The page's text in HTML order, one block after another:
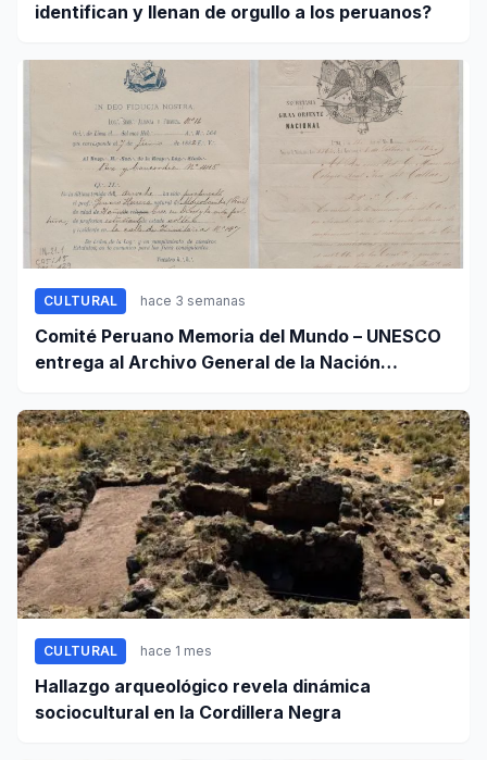
identifican y llenan de orgullo a los peruanos?
CULTURAL hace 3 semanas
Comité Peruano Memoria del Mundo – UNESCO
entrega al Archivo General de la Nación
documentales
CULTURAL hace 1 mes
Hallazgo arqueológico revela dinámica
sociocultural en la Cordillera Negra